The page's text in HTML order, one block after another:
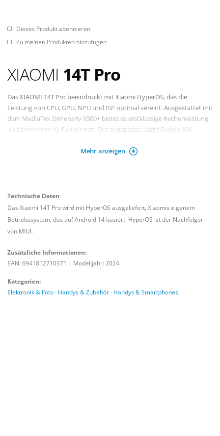
Dieses Produkt abonnieren
Zu meinen Produkten hinzufügen
XIAOMI 14T Pro
Das XIAOMI 14T Pro beeindruckt mit Xiaomi HyperOS, das die
Leistung von CPU, GPU, NPU und ISP optimal vereint. Ausgestattet mit
dem MediaTek Dimensity 9300+ bietet es erstklassige Rechenleistung
und innovative KI-Funktionen. Der angepasste Light Fusion 900
Farbtiefe von 14bit für außergewöhnliche Details in jeder Beleuchtung.
Technologie mit 120W kabelgebundenem und 50W kabellosem Laden
ist es bestens für den Alltag gerüstet. Funktionen wie „Einkreisen und
suchen“ erleichtern die Nutzung, indem Inhalte blitzschnell auf Google
Mehr anzeigen
Technische Daten
Das Xiaomi 14T Pro wird mit HyperOS ausgeliefert, Xiaomis eigenem
Betriebssystem, das auf Android 14 basiert. HyperOS ist der Nachfolger
von MIUI.
Zusätzliche Informationen:
EAN: 6941812710371 | Modelljahr: 2024
Kategorien:
Elektronik & Foto · Handys & Zubehör · Handys & Smartphones